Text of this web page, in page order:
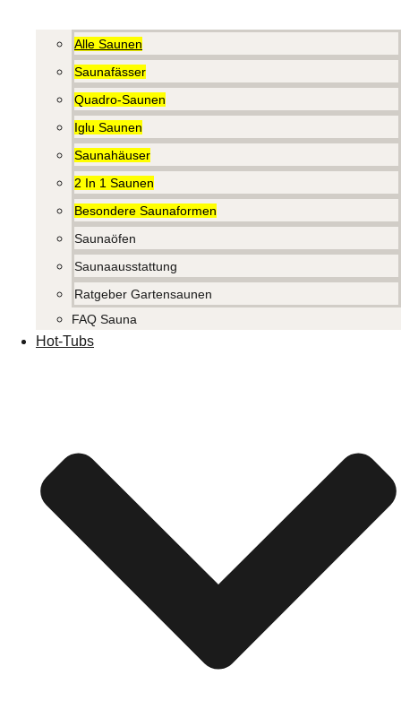
Alle Saunen
Saunafässer
Quadro-Saunen
Iglu Saunen
Saunahäuser
2 In 1 Saunen
Besondere Saunaformen
Saunaöfen
Saunaausstattung
Ratgeber Gartensaunen
FAQ Sauna
Hot-Tubs